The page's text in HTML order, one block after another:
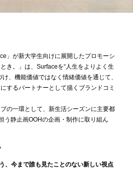
」が新大学生向けに展開したプロモーシ
き。」は、Surfaceを“人生をよりよく生
、機能価値ではなく情緒価値を通じて、
するパートナーとして描くブランドコミ
の一環として、新生活シーズンに主要都
う静止画OOHの企画・制作に取り組ん
、今まで誰も見たことのない新しい視点